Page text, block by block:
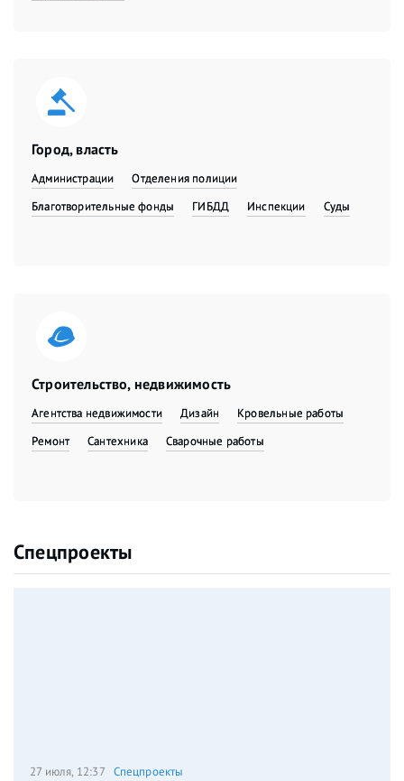
Город, власть
Администрации
Отделения полиции
Благотворительные фонды
ГИБДД Инспекции Суды
Строительство, недвижимость
Агентства недвижимости Дизайн
Кровельные работы
Ремонт
Сантехника Сварочные работы
Спецпроекты
27 июля, 12:37 Спецпроекты